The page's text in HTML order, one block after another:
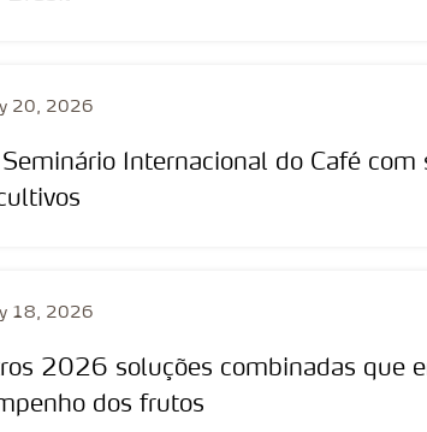
20, 2026
Internacional do Café com
18, 2026
2026 soluções combinadas que
dos frutos